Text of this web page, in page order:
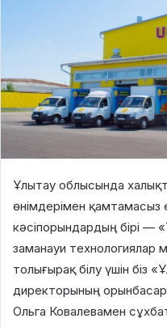
Ұлытау облысында
өнімдерімен қамтамасыз
кәсіпорындардың бірі —
заманауи технологиялар
толығырақ білу үшін
директорының
Ольга Ковалевамен